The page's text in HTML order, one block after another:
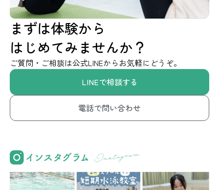
まずは体験から
はじめてみませんか？
ご質問・ご相談は公式LINEからお気軽にどうぞ。
LINEで相談する
電話で問い合わせ